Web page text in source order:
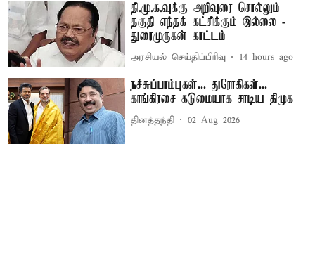
தி.மு.க.வுக்கு அறிவுரை சொல்லும்
தகுதி எந்தக் கட்சிக்கும் இல்லை -
துரைமுருகன் காட்டம்
அரசியல் செய்திப்பிரிவு 14 hours ago
நச்சுப்பாம்புகள்... துரோகிகள்...
காங்கிரசை கடுமையாக சாடிய திமுக
தினத்தந்தி 02 Aug 2026